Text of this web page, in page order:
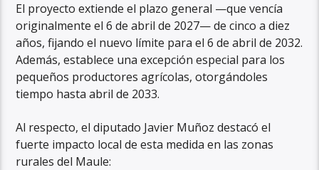
El proyecto extiende el plazo general —que vencía
originalmente el 6 de abril de 2027— de cinco a diez
años, fijando el nuevo límite para el 6 de abril de 2032.
Además, establece una excepción especial para los
pequeños productores agrícolas, otorgándoles
tiempo hasta abril de 2033.
Al respecto, el diputado Javier Muñoz destacó el
fuerte impacto local de esta medida en las zonas
rurales del Maule: